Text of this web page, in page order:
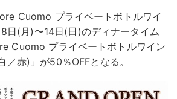
Cuomo プライベートボトルワイ
日(月)〜14日(日)のディナータイム
Cuomo プライベートボトルワイン
／赤)」が50％OFFとなる。